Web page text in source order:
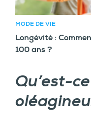
MODE DE VIE
Longévité :
100 ans ?
Qu’est-